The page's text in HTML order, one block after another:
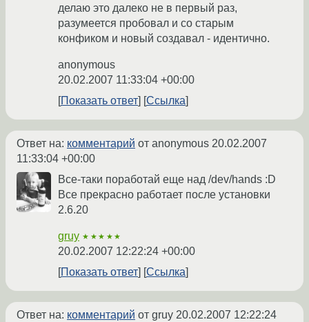
делаю это далеко не в первый раз,
разумеется пробовал и со старым
конфиком и новый создавал - идентично.
anonymous
20.02.2007 11:33:04 +00:00
Показать ответ
Ссылка
Ответ на: комментарий от anonymous 20.02.2007
11:33:04 +00:00
Все-таки поработай еще над /dev/hands :D
Все прекрасно работает после установки
2.6.20
gruy ★★★★★
20.02.2007 12:22:24 +00:00
Показать ответ
Ссылка
Ответ на: комментарий от gruy 20.02.2007 12:22:24